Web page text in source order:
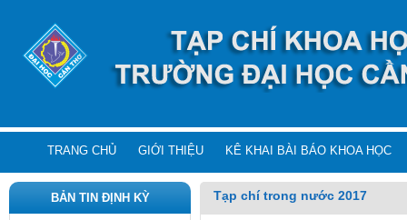
TRANG CHỦ GIỚI THIỆU KÊ KHAI BÀI BÁO KHOA HỌC
BẢN TIN ĐỊNH KỲ Tạp chí trong nước 2017